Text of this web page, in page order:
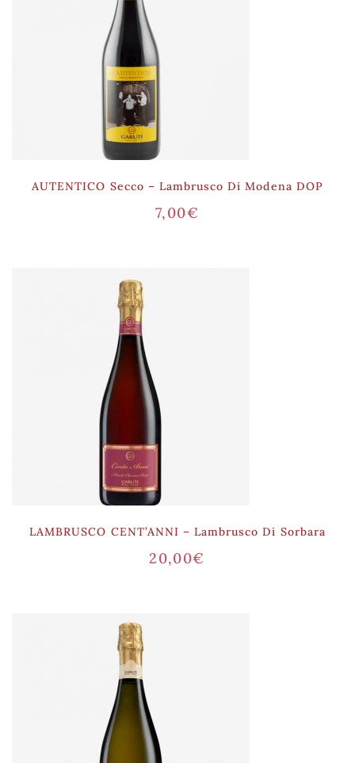
AUTENTICO Secco – Lambrusco Di Modena DOP
7,00€
LAMBRUSCO CENT’ANNI – Lambrusco Di Sorbara
20,00€